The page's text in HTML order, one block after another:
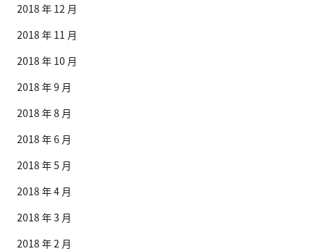
2018 年 12 月
2018 年 11 月
2018 年 10 月
2018 年 9 月
2018 年 8 月
2018 年 6 月
2018 年 5 月
2018 年 4 月
2018 年 3 月
2018 年 2 月